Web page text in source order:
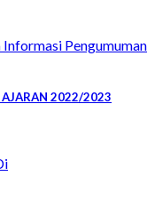
Pengumuman
2022/2023